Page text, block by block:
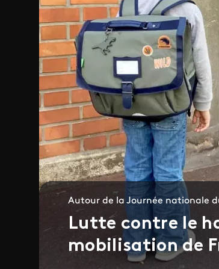
Autour de la Journée nationale
Lutte contre le
mobilisation de